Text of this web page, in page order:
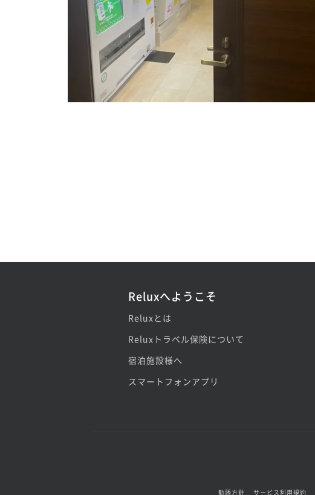
Reluxへようこそ
Reluxとは
Reluxトラベル保険について
宿泊施設様へ
スマートフォンアプリ
勧誘方針 サービス利用規約